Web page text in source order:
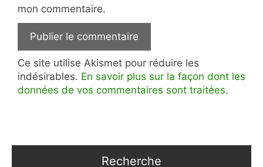
mon commentaire.
Ce site utilise Akismet pour réduire les
indésirables. En savoir plus sur la façon dont les
données de vos commentaires sont traitées.
Recherche